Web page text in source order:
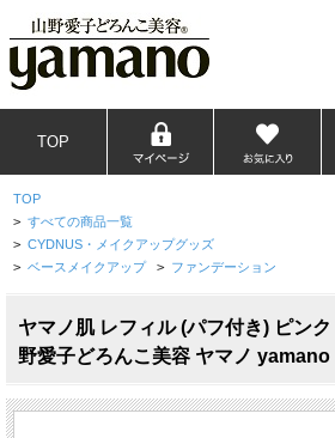
TOP
TOP
> すべての商品一覧
> CYDNUS・メイクアップグッズ
> ベースメイクアップ > ファンデーション
ヤマノ肌 レフィル (パフ付き) ピン
野愛子どろんこ美容 ヤマノ yamano